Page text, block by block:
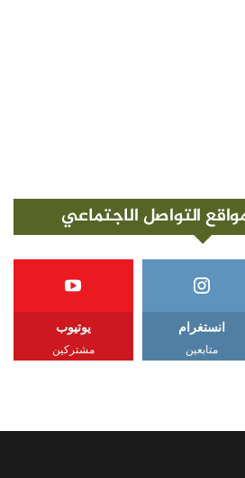
التواصل الاجتماعي
انستغرام
متابعين
يوتيوب
مشتركين